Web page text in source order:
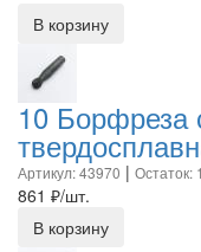
В корзину
10 Борфреза
Артикул: 43970 | Остаток:
861 ₽/шт.
В корзину